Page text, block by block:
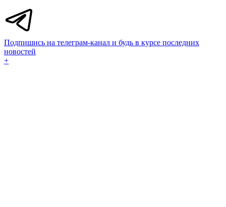
Подпишись на телеграм-канал и будь в курсе последних
новостей
+